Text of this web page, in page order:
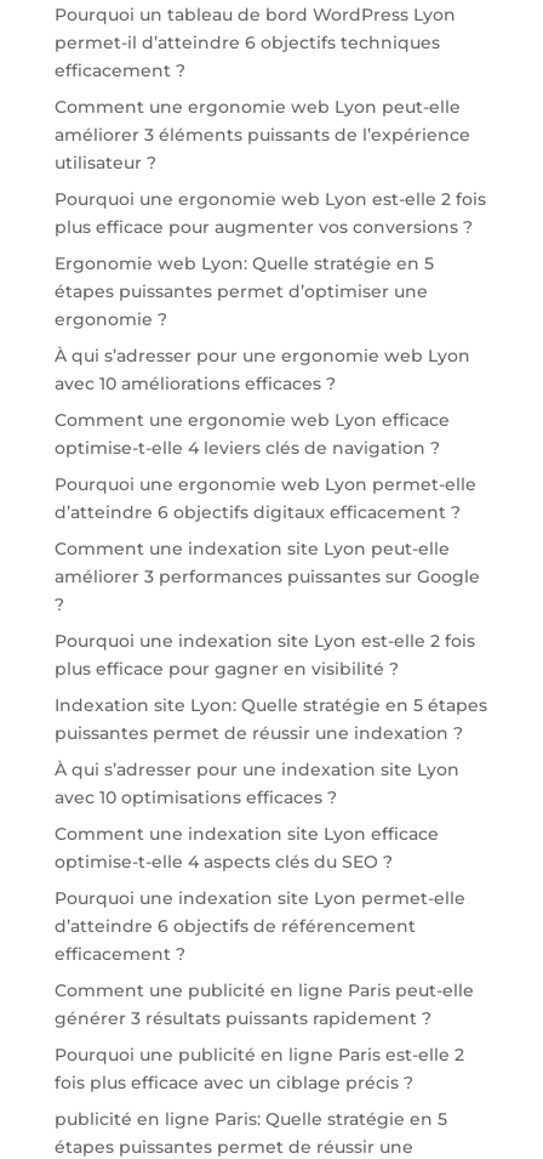
Pourquoi un tableau de bord WordPress Lyon
permet-il d’atteindre 6 objectifs techniques
efficacement ?
Comment une ergonomie web Lyon peut-elle
améliorer 3 éléments puissants de l’expérience
utilisateur ?
Pourquoi une ergonomie web Lyon est-elle 2 fois
plus efficace pour augmenter vos conversions ?
Ergonomie web Lyon: Quelle stratégie en 5
étapes puissantes permet d’optimiser une
ergonomie ?
À qui s’adresser pour une ergonomie web Lyon
avec 10 améliorations efficaces ?
Comment une ergonomie web Lyon efficace
optimise-t-elle 4 leviers clés de navigation ?
Pourquoi une ergonomie web Lyon permet-elle
d’atteindre 6 objectifs digitaux efficacement ?
Comment une indexation site Lyon peut-elle
améliorer 3 performances puissantes sur Google
?
Pourquoi une indexation site Lyon est-elle 2 fois
plus efficace pour gagner en visibilité ?
Indexation site Lyon: Quelle stratégie en 5 étapes
puissantes permet de réussir une indexation ?
À qui s’adresser pour une indexation site Lyon
avec 10 optimisations efficaces ?
Comment une indexation site Lyon efficace
optimise-t-elle 4 aspects clés du SEO ?
Pourquoi une indexation site Lyon permet-elle
d’atteindre 6 objectifs de référencement
efficacement ?
Comment une publicité en ligne Paris peut-elle
générer 3 résultats puissants rapidement ?
Pourquoi une publicité en ligne Paris est-elle 2
fois plus efficace avec un ciblage précis ?
publicité en ligne Paris: Quelle stratégie en 5
étapes puissantes permet de réussir une